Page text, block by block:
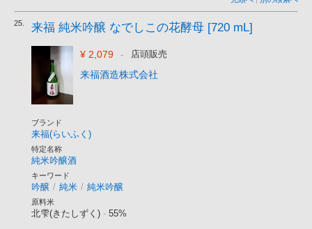
25. 来福 純米吟醸 なでしこの花酵母 [720 mL]
¥ 2,079 - 店頭販売
来福酒造株式会社
ブランド
来福(らいふく)
特定名称
純米吟醸酒
キーワード
吟醸 / 純米 / 純米吟醸
原料米
北雫(きたしずく) - 55%